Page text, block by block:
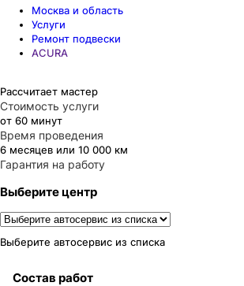
Москва и область
Услуги
Ремонт подвески
ACURA
Рассчитает мастер
Стоимость услуги
от 60 минут
Время проведения
6 месяцев или 10 000 км
Гарантия на работу
Выберите центр
Выберите автосервис из списка
Состав работ